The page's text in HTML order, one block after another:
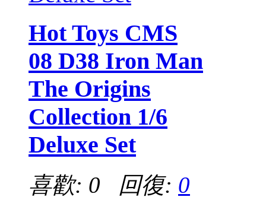
Hot Toys CMS
08 D38 Iron Man
The Origins
Collection 1/6
Deluxe Set
喜歡: 0 回復: 0